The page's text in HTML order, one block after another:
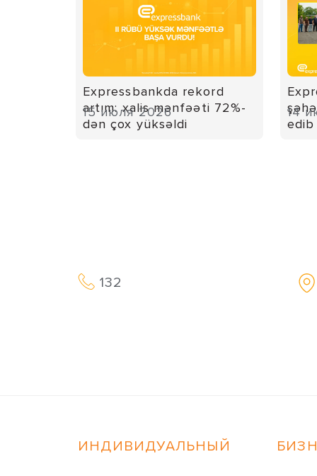
Expressbankda rekord
artım: xalis mənfəəti 72%-
dən çox yüksəldi
15 июля 2026
edib
14
132
ИНДИВИДУАЛЬНЫЙ